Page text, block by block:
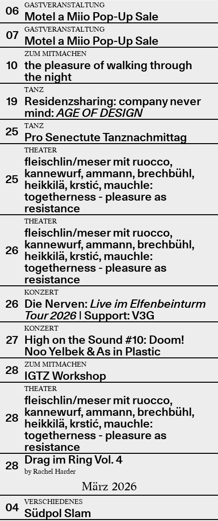
06
GASTVERANSTALTUNG
Motel a Miio Pop-Up Sale
07
GASTVERANSTALTUNG
Motel a Miio Pop-Up Sale
10
ZUM MITMACHEN
the pleasure of walking through
the night
19
TANZ
Residenzsharing: company never
mind:AGE OF DESIGN
25
TANZ
Pro Senectute Tanznachmittag
25
THEATER
fleischlin/meser mit ruocco,
kannewurf, ammann, brechbühl,
heikkilä, krstić, mauchle:
togetherness - pleasure as
resistance
26
THEATER
fleischlin/meser mit ruocco,
kannewurf, ammann, brechbühl,
heikkilä, krstić, mauchle:
togetherness - pleasure as
resistance
26
KONZERT
Die Nerven: Live im Elfenbeinturm
Tour 2026| Support: V3G
27
KONZERT
High on the Sound #10: Doom!
Noo Yelbek & As in Plastic
28
ZUM MITMACHEN
IGTZ Workshop
28
THEATER
fleischlin/meser mit ruocco,
kannewurf, ammann, brechbühl,
heikkilä, krstić, mauchle:
togetherness - pleasure as
resistance
28 Drag im Ring Vol. 4
by Rachel Harder
März 2026
04 VERSCHIEDENES
Südpol Slam